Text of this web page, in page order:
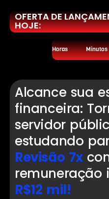
OFERTA DE
HOJE:
Horas Minutos
Alcance sua
financeira:
servidor
estudando
Revisão 7x
remuneração
R$12 mil!